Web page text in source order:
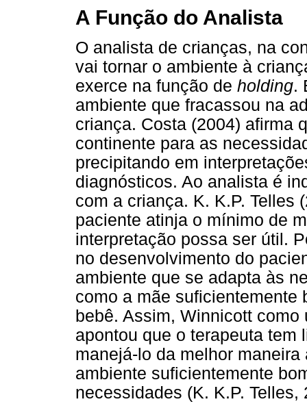
A Função do Analista
O analista de crianças, na
vai tornar o ambiente à
exerce na função de holding.
ambiente que fracassou na
criança. Costa (2004) afirma
continente para as
precipitando em
diagnósticos. Ao analista é
com a criança. K. K.P. Telles
paciente atinja o mínimo de
interpretação possa ser útil.
no desenvolvimento do
ambiente que se adapta às
como a mãe suficientemente
bebê. Assim, Winnicott
apontou que o terapeuta
manejá-lo da melhor
ambiente suficientemente
necessidades (K. K.P. Telles,